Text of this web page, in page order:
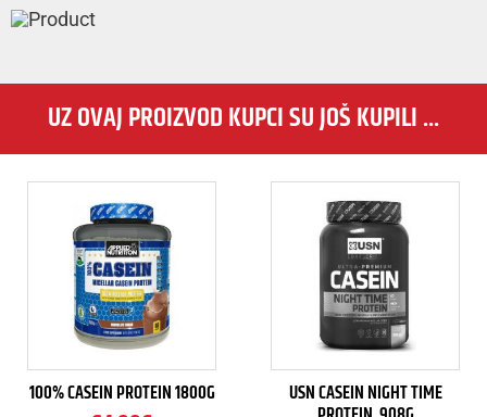
UZ OVAJ PROIZVOD KUPCI SU JOŠ KUPILI ...
100% CASEIN PROTEIN 1800G USN CASEIN NIGHT TIME